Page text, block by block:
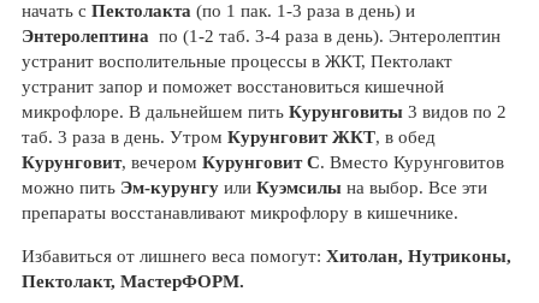
начать с Пектолакта (по 1 пак. 1-3 раза в день) и
Энтеролептина по (1-2 таб. 3-4 раза в день). Энтеролептин
устранит восполительные процессы в ЖКТ, Пектолакт
устранит запор и поможет восстановиться кишечной
микрофлоре. В дальнейшем пить Курунговиты3 видов по 2
таб. 3 раза в день. Утром Курунговит ЖКТ, в обед
Курунговит, вечером Курунговит С. Вместо Курунговитов
можно пить Эм-курунгуили Куэмсилына выбор. Все эти
препараты восстанавливают микрофлору в кишечнике.
Избавиться от лишнего веса помогут: Хитолан, Нутриконы,
Пектолакт, МастерФОРМ.